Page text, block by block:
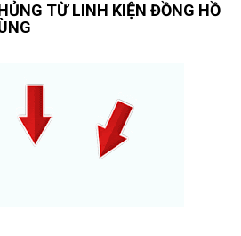
TỪ LINH KIỆN ĐỒNG HỒ